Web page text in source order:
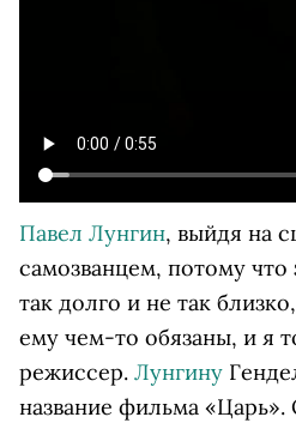
Павел Лунгин, выйдя на
самозванцем, потому что
так долго и не так
ему чем-то обязаны, и я
режиссер. Лунгину
название фильма